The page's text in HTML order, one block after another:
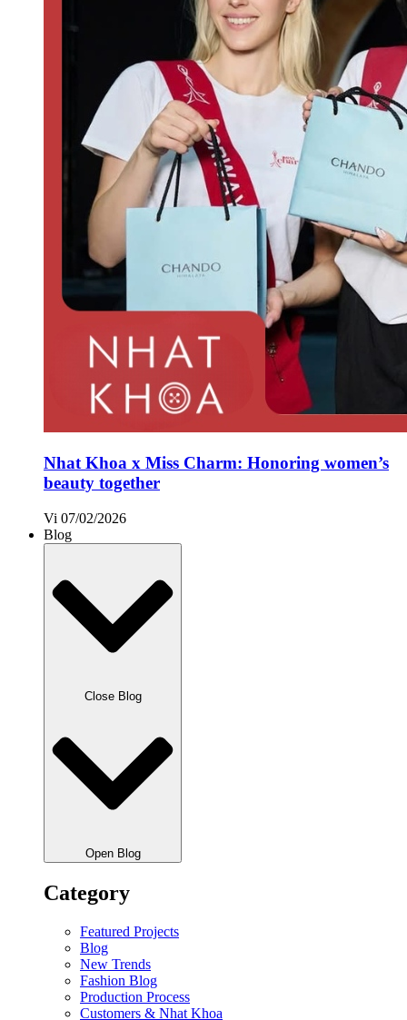
Nhat Khoa x Miss Charm: Honoring women’s
beauty together
Vi 07/02/2026
Blog
Close Blog
Open Blog
Category
Featured Projects
Blog
New Trends
Fashion Blog
Production Process
Customers & Nhat Khoa